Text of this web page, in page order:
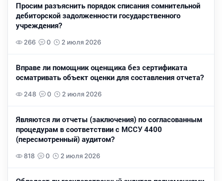
Просим разъяснить порядок списания сомнительной
дебиторской задолженности государственного
учреждения?
266 0 2 июля 2026
Вправе ли помощник оценщика без сертификата
осматривать объект оценки для составления отчета?
248 0 2 июля 2026
Являются ли отчеты (заключения) по согласованным
процедурам в соответствии с МССУ 4400
(пересмотренный) аудитом?
818 0 2 июля 2026